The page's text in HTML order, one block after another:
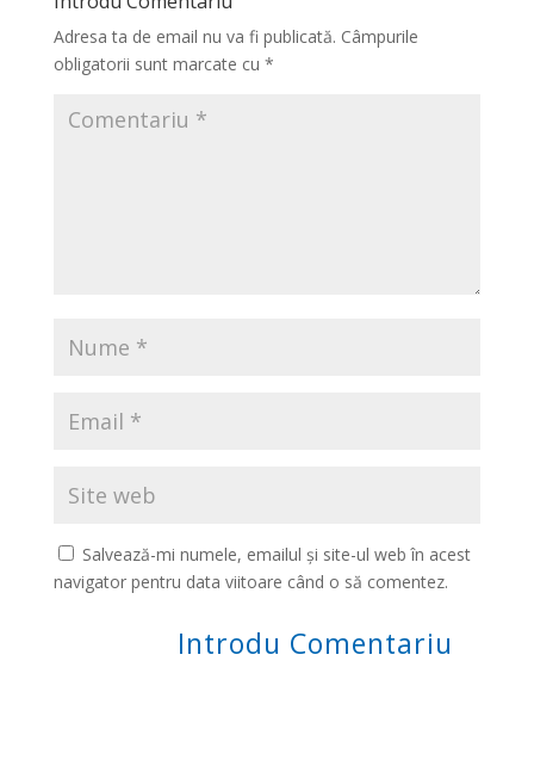
Adresa ta de email nu va fi publicată. Câmpurile
obligatorii sunt marcate cu *
Salvează-mi numele, emailul și site-ul web în acest
navigator pentru data viitoare când o să comentez.